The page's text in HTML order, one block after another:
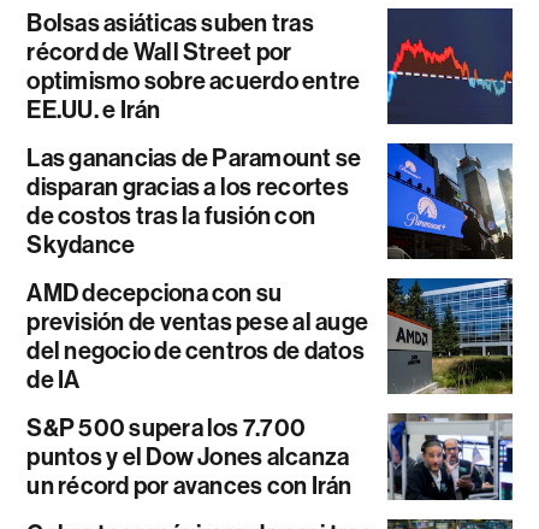
Bolsas asiáticas suben tras
récord de Wall Street por
optimismo sobre acuerdo entre
EE.UU. e Irán
Las ganancias de Paramount se
disparan gracias a los recortes
de costos tras la fusión con
Skydance
AMD decepciona con su
previsión de ventas pese al auge
del negocio de centros de datos
de IA
S&P 500 supera los 7.700
puntos y el Dow Jones alcanza
un récord por avances con Irán